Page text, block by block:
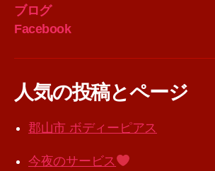
ブログ
Facebook
人気の投稿とページ
郡山市 ボディーピアス
今夜のサービス